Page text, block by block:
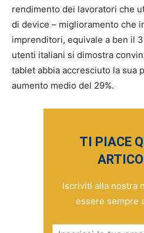
rendimento dei lavoratori che
di device – miglioramento che
imprenditori, equivale a ben il
utenti italiani si dimostra
tablet abbia accresciuto la sua
aumento medio del 29%.
TI PIACE
Iscriviti alla nostra
essere sempre